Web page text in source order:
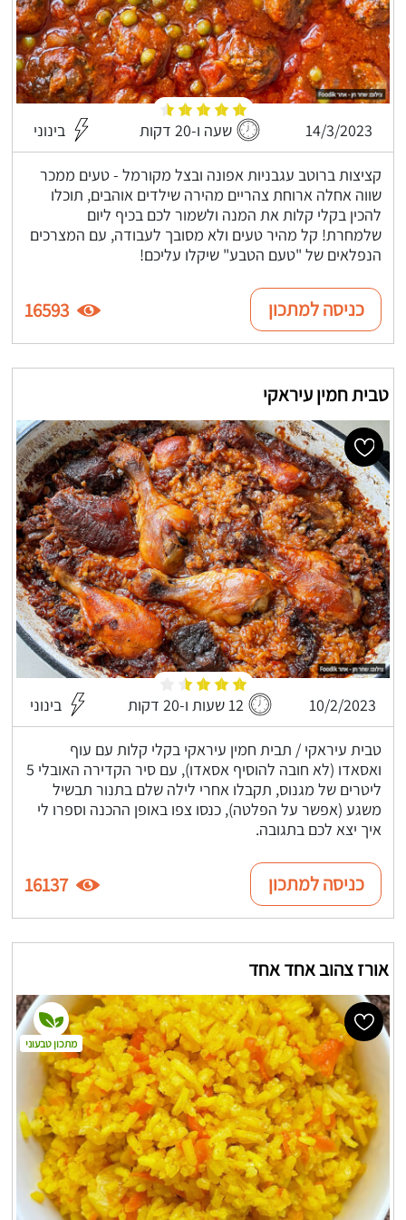
14/3/2023 שעה ו-20 דקות בינוני
קציצות ברוטב עגבניות אפונה ובצל מקורמל - טעים ממכר
שווה אחלה ארוחת צהריים מהירה שילדים אוהבים, תוכלו
להכין בקלי קלות את המנה ולשמור לכם בכיף ליום
שלמחרת! קל מהיר טעים ולא מסובך לעבודה, עם המצרכים
הנפלאים של "טעם הטבע" שיקלו עליכם!
כניסה למתכון 16593
טבית חמין עיראקי
10/2/2023 12 שעות ו-20 דקות בינוני
טבית עיראקי / תבית חמין עיראקי בקלי קלות עם עוף
ואסאדו (לא חובה להוסיף אסאדו), עם סיר הקדירה האובלי 5
ליטרים של מגנוס, תקבלו אחרי לילה שלם בתנור תבשיל
משגע (אפשר על הפלטה), כנסו צפו באופן ההכנה וספרו לי
איך יצא לכם בתגובה.
כניסה למתכון 16137
אורז צהוב אחד אחד
מתכון טבעוני